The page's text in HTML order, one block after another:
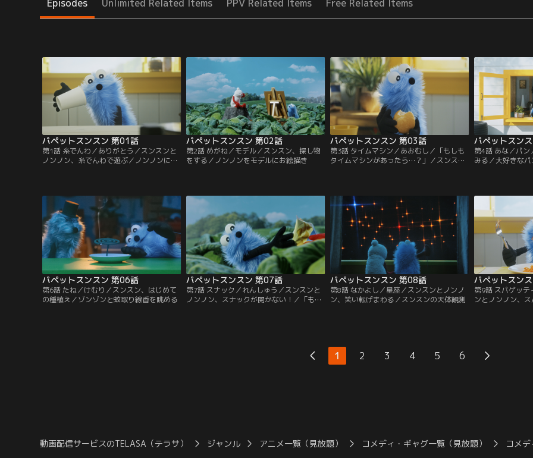
Episodes Unlimited Related Items PPV Related Items Free Related Items
パペットスンスン 第01話
第1話 糸でんわ／ありがとう／スンスンと
ノンノン、糸でんわで遊ぶ／ノンノンに伝
パペットスンスン 第02話
第2話 めがね／モデル／スンスン、探し物
をする／ノンノンをモデルにお絵描き
パペットスンスン 第03話
第3話 タイムマシン／あおむし／「もしも
タイムマシンがあったら…？」／スンスン
パペットスン
第4話 あな／パ
みる／大好きな
パペットスンスン 第06話
第6話 たね／けむり／スンスン、はじめて
の種植え／ゾンゾンと蚊取り線香を眺める
パペットスンスン 第07話
第7話 スナック／れんしゅう／スンスンと
ノンノン、スナックが開かない！／「もし
パペットスンスン 第08話
第8話 なかよし／星座／スンスンとノンノ
ン、笑い転げまわる／スンスンの天体観測
パペットスン
第9話 スパゲッ
ンとノンノン、
1 2 3 4 5 6
動画配信サービスのTELASA（テラサ） ジャンル アニメ一覧（見放題） コメディ・ギャグ一覧（見放題） コメ